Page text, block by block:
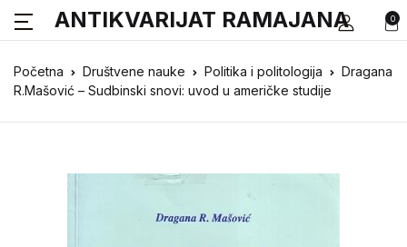
0
ANTIKVARIJAT RAMAJANA
Početna Društvene nauke Politika i politologija
Dragana
R.Mašović – Sudbinski snovi: uvod u američke studije